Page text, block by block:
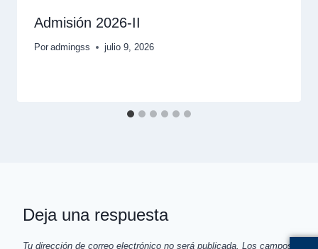
Admisión 2026-II
Por admingss julio 9, 2026
Deja una respuesta
Tu dirección de correo electrónico no será publicada. Los campos